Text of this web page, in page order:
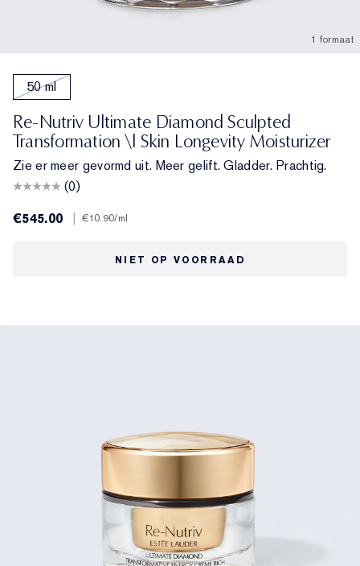
1 formaat
50 ml
Re-Nutriv Ultimate Diamond Sculpted
Transformation \| Skin Longevity Moisturizer
Zie er meer gevormd uit. Meer gelift. Gladder. Prachtig.
(0)
€545.00
€10.90/ml
NIET OP VOORRAAD